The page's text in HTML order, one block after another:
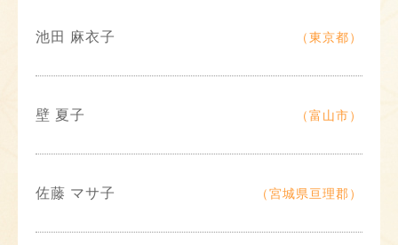
池田 麻衣子 （東京都）
壁 夏子 （富山市）
佐藤 マサ子 （宮城県亘理郡）